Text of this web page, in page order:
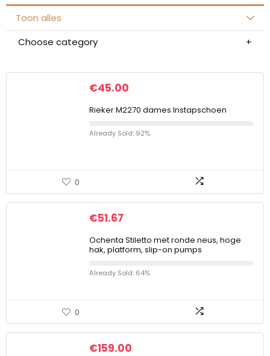
Toon alles
Choose category
€45.00
Rieker M2270 dames Instapschoen
Already Sold: 92%
0
€51.67
Ochenta Stiletto met ronde neus, hoge
hak, platform, slip-on pumps
Already Sold: 64%
0
€159.00